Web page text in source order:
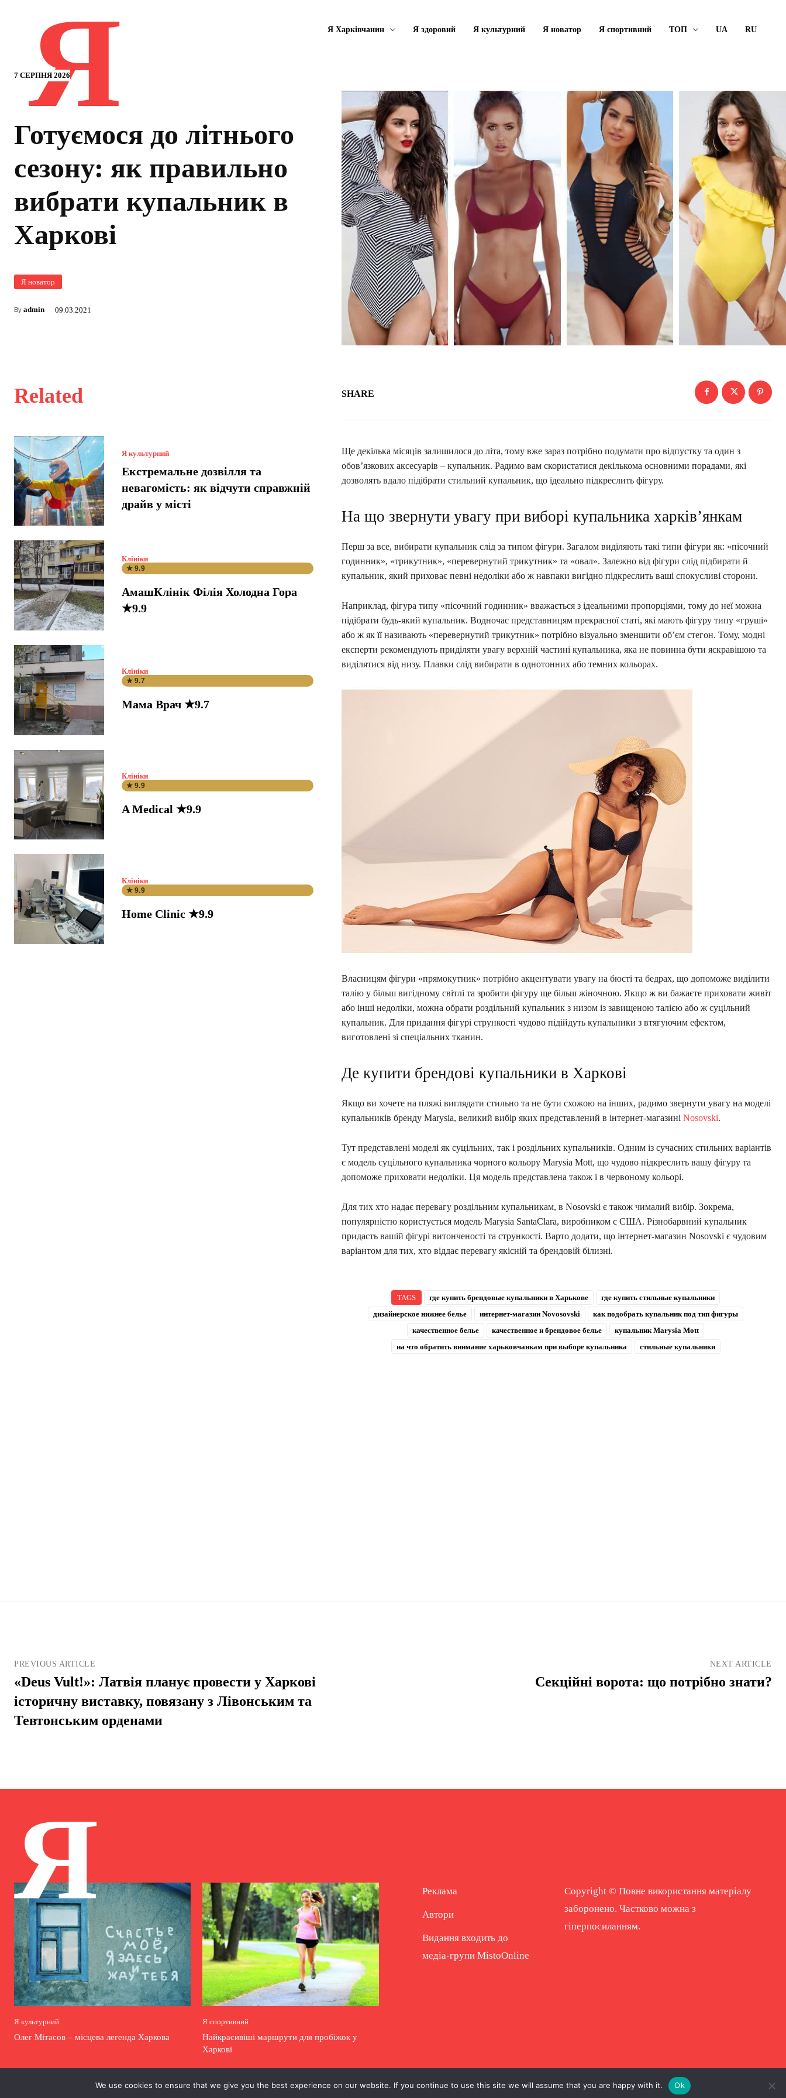
7 СЕРПНЯ 2026
Я Я Харківчанин Я здоровий Я культурний Я новатор Я спортивний ТОП UA RU
Готуємося до літнього
сезону: як правильно
вибрати купальник в
Харкові
Я новатор
By admin 09.03.2021
Related
Я культурний
Екстремальне дозвілля та
невагомість: як відчути справжній
драйв у місті
Клініки
★ 9.9
АмашКлінік Філія Холодна Гора
★9.9
Клініки
★ 9.7
Мама Врач ★9.7
Клініки
★ 9.9
A Medical ★9.9
Клініки
★ 9.9
Home Clinic ★9.9
SHARE
Ще декілька місяців залишилося до літа, тому вже зараз потрібно подумати про відпустку та один з
обов’язкових аксесуарів – купальник. Радимо вам скористатися декількома основними порадами, які
дозволять вдало підібрати стильний купальник, що ідеально підкреслить фігуру.
На що звернути увагу при виборі купальника харків’янкам
Перш за все, вибирати купальник слід за типом фігури. Загалом виділяють такі типи фігури як: «пісочний
годинник», «трикутник», «перевернутий трикутник» та «овал». Залежно від фігури слід підбирати й
купальник, який приховає певні недоліки або ж навпаки вигідно підкреслить ваші спокусливі сторони.
Наприклад, фігура типу «пісочний годинник» вважається з ідеальними пропорціями, тому до неї можна
підібрати будь-який купальник. Водночас представницям прекрасної статі, які мають фігуру типу «груші»
або ж як її називають «перевернутий трикутник» потрібно візуально зменшити об’єм стегон. Тому, модні
експерти рекомендують приділяти увагу верхній частині купальника, яка не повинна бути яскравішою та
виділятися від низу. Плавки слід вибирати в однотонних або темних кольорах.
Власницям фігури «прямокутник» потрібно акцентувати увагу на бюсті та бедрах, що допоможе виділити
талію у більш вигідному світлі та зробити фігуру ще більш жіночною. Якщо ж ви бажаєте приховати живіт
або інші недоліки, можна обрати роздільний купальник з низом із завищеною талією або ж суцільний
купальник. Для придання фігурі стрункості чудово підійдуть купальники з втягуючим ефектом,
виготовлені зі спеціальних тканин.
Де купити брендові купальники в Харкові
Якщо ви хочете на пляжі виглядати стильно та не бути схожою на інших, радимо звернути увагу на моделі
купальників бренду Marysia, великий вибір яких представлений в інтернет-магазині Nosovski.
Тут представлені моделі як суцільних, так і роздільних купальників. Одним із сучасних стильних варіантів
є модель суцільного купальника чорного кольору Marysia Mott, що чудово підкреслить вашу фігуру та
допоможе приховати недоліки. Ця модель представлена також і в червоному кольорі.
Для тих хто надає перевагу роздільним купальникам, в Nosovski є також чималий вибір. Зокрема,
популярністю користується модель Marysia SantaClara, виробником є США. Різнобарвний купальник
придасть вашій фігурі витонченості та стрункості. Варто додати, що інтернет-магазин Nosovski є чудовим
варіантом для тих, хто віддає перевагу якісній та брендовій білизні.
TAGS где купить брендовые купальники в Харькове
где купить стильные купальники
дизайнерское нижнее белье
интернет-магазин Novosovski
как подобрать купальник под тип фигуры
качественное белье
качественное и брендовое белье
купальник Marysia Mott
на что обратить внимание харьковчанкам при выборе купальника
стильные купальники
PREVIOUS ARTICLE
«Deus Vult!»: Латвія планує провести у Харкові
історичну виставку, повязану з Лівонським та
Тевтонським орденами
NEXT ARTICLE
Секційні ворота: що потрібно знати?
Я
Я культурний
Олег Мітасов – місцева легенда Харкова
Я спортивний
Найкрасивіші маршрути для пробіжок у
Харкові
Реклама
Автори
Видання входить до
медіа-групи MistoOnline
Copyright © Повне використання матеріалу
заборонено. Частково можна з
гіперпосиланням.
We use cookies to ensure that we give you the best experience on our website. If you continue to use this site we will assume that you are happy with it. Ok